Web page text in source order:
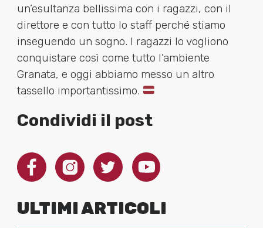
un’esultanza bellissima con i ragazzi, con il
direttore e con tutto lo staff perché stiamo
inseguendo un sogno. I ragazzi lo vogliono
conquistare così come tutto l’ambiente
Granata, e oggi abbiamo messo un altro
tassello importantissimo.
Condividi il post
ULTIMI ARTICOLI